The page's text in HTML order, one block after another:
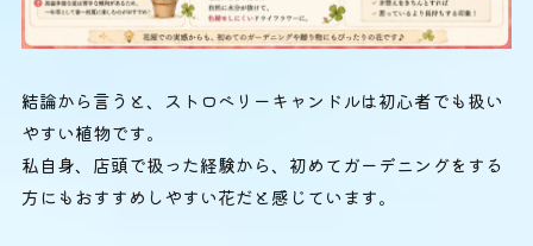
結論から言うと、ストロベリーキャンドルは初心者でも扱い
やすい植物です。
私自身、店頭で扱った経験から、初めてガーデニングをする
方にもおすすめしやすい花だと感じています。